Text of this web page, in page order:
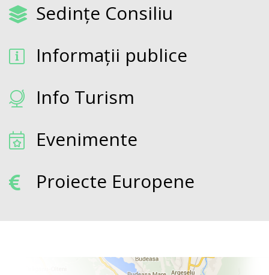
Sedințe Consiliu
Informații publice
Info Turism
Evenimente
Proiecte Europene